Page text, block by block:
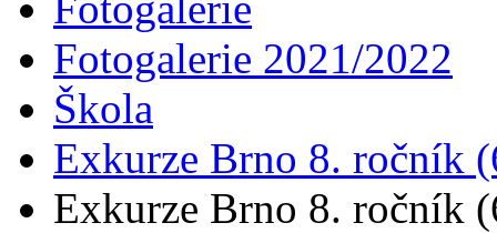
Fotogalerie 2021/2022
Škola
Exkurze Brno 8. ročník
Exkurze Brno 8. ročník